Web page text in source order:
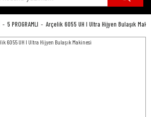
5 PROGRAMLI Arçelik 6055 UH I Ultra Hijyen Bulaşık